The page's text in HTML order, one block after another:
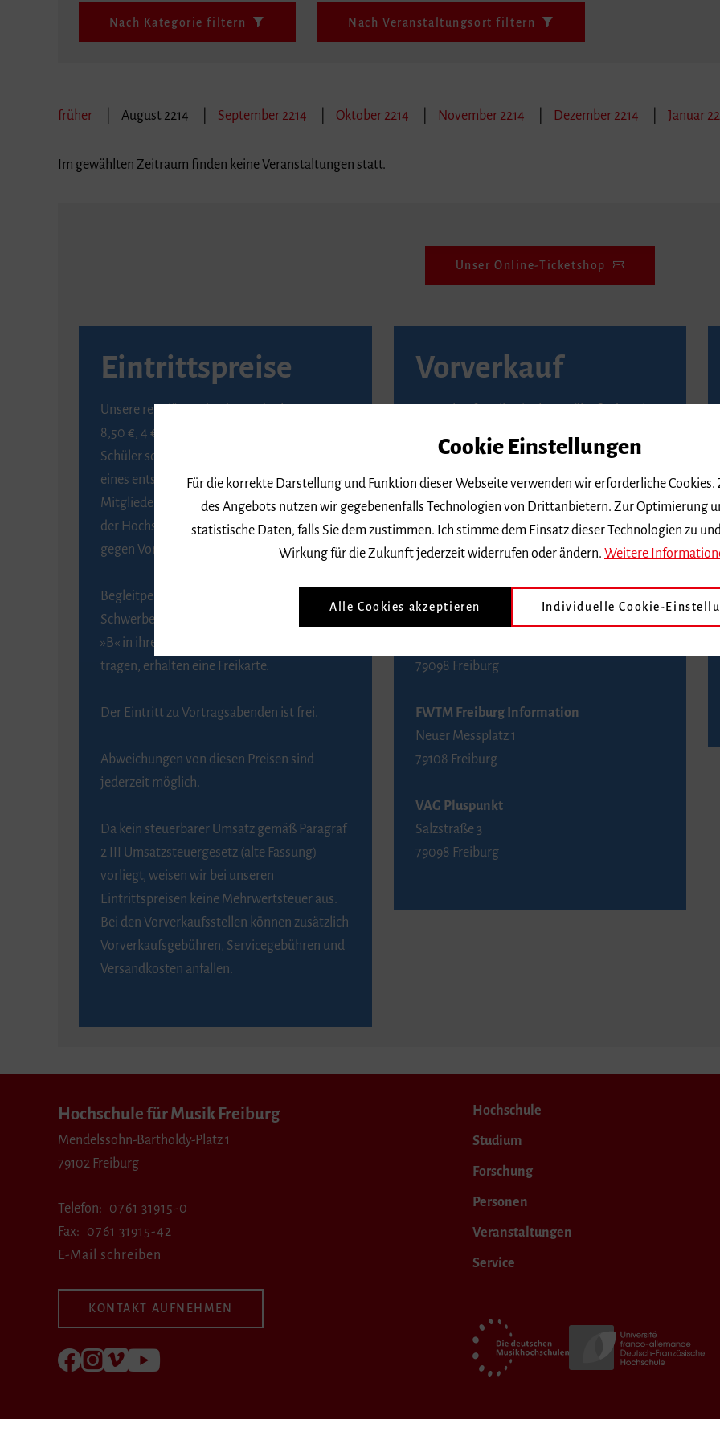
Nach Kategorie filtern Nach Veranstaltungsort filtern
früher August 2214 September 2214 Oktober 2214 November 2214 Dezember 2214 Januar
Im gewählten Zeitraum finden keine Veranstaltungen statt.
Unser Online-Ticketshop
Eintrittspreise
Unsere regulären Eintrittspreise betragen
8,50 €, 4 € ermäßigt für Schülerinnen und
Schüler sowie Studierende gegen Vorlage
eines entsprechenden Nachweises, 6 € für
Mitglieder der Gesellschaft zur Förderung
der Hochschule für Musik Freiburg e. V.
gegen Vorlage des Mitgliedsausweises.
Begleitpersonen von Menschen mit
Schwerbehinderung, die das Merkzeichen
»B« in ihrem Schwerbehindertenausweis
tragen, erhalten eine Freikarte.
Der Eintritt zu Vortragsabenden ist frei.
Abweichungen von diesen Preisen sind
jederzeit möglich.
Da kein steuerbarer Umsatz gemäß Paragraf
2 III Umsatzsteuergesetz (alte Fassung)
vorliegt, weisen wir bei unseren
Eintrittspreisen keine Mehrwertsteuer aus.
Bei den Vorverkaufsstellen können zusätzlich
Vorverkaufsgebühren, Servicegebühren und
Versandkosten anfallen.
Vorverkauf
BZ-Kartenservice Freiburg
Kaiser-Joseph-Straße 229
79098 Freiburg
Telefon 0761 4968888 (Reservierungen sind
79098 Freiburg
FWTM Freiburg Information
Neuer Messplatz 1
79108 Freiburg
VAG Pluspunkt
Salzstraße 3
79098 Freiburg
Hochschule für Musik Freiburg
Mendelssohn-Bartholdy-Platz 1
79102 Freiburg
Telefon
0761 31915-0
Fax
0761 31915-42
E-Mail schreiben
KONTAKT AUFNEHMEN
Folgen Sie uns auf Facebook
Folgen Sie uns auf Instagram
Besuchen Sie uns bei Vimeo
Hochschule
Studium
Forschung
Personen
Veranstaltungen
Service
Cookie Einstellungen
Für die korrekte Darstellung und Funktion dieser Webseite verwenden wir erforderliche
des Angebots nutzen wir gegebenenfalls Technologien von Drittanbietern. Zur Optimierung
statistische Daten, falls Sie dem zustimmen. Ich stimme dem Einsatz dieser Technologien zu
Wirkung für die Zukunft jederzeit widerrufen oder ändern. Weitere
Alle Cookies akzeptieren Individuelle Cookie-